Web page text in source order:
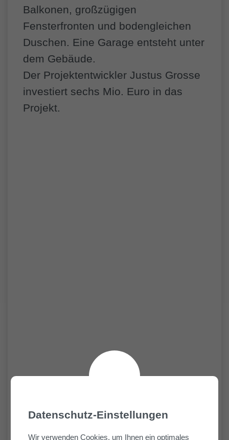
Balkonen, großzügigen
Fensterfronten und bodengleichen
Duschen. Eine Garage entsteht unter
dem Gebäude.
Der Projektentwickler Justus Grosse
investiert sechs Mio. Euro in das
Projekt.
Datenschutz-Einstellungen
Wir verwenden Cookies, um Ihnen ein optimales